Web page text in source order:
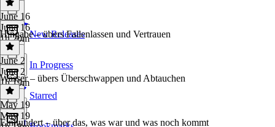
New Releases
In Progress
Starred
June 16
June 16
1h 20m
Hingabe – übers Fallenlassen und Vertrauen
June 2
June 2
1h 19m
Wasser – übers Überschwappen und Abtauchen
May 19
May 19
Einhundert – über das, was war und was noch kommt